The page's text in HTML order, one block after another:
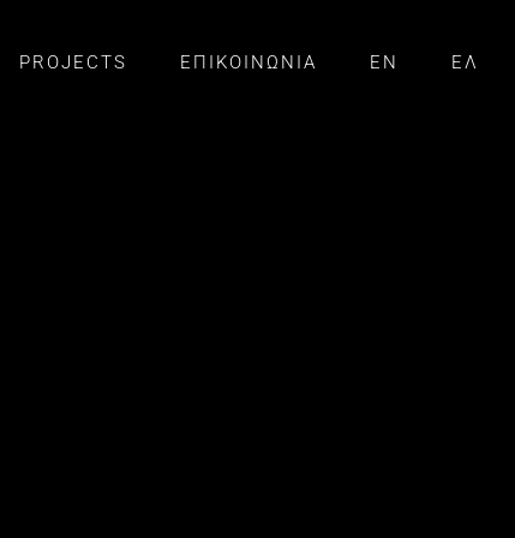
PROJECTS ΕΠΙΚΟΙΝΩΝΙΑ EN ΕΛ